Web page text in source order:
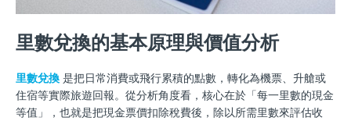
里數兌換的基本原理與價值分析
里數兌換 是把日常消費或飛行累積的點數，轉化為機票、升艙或
住宿等實際旅遊回報。從分析角度看，核心在於「每一里數的現金
等值」，也就是把現金票價扣除稅費後，除以所需里數來評估收